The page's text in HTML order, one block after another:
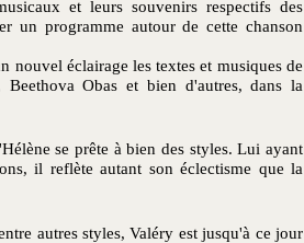
et leurs souvenirs respectifs des
un programme autour de cette chanson
nouvel éclairage les textes et musiques de
Obas et bien d'autres, dans la
se prête à bien des styles. Lui ayant
il reflète autant son éclectisme que la
autres styles, Valéry est jusqu'à ce jour